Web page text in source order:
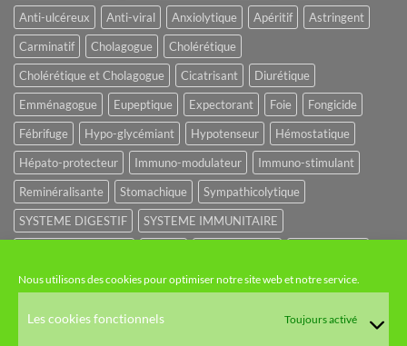
Nous utilisons des cookies pour optimiser notre site web et notre service.
Les cookies fonctionnels Toujours activé
Anti-ulcéreux
Anti-viral Anxiolytique Apéritif
Astringent
Carminatif
Cholagogue
Cholérétique
Cholérétique et Cholagogue
Cicatrisant
Diurétique
Emménagogue
Eupeptique Expectorant Foie
Fongicide
Fébrifuge
Hypo-glycémiant Hypotenseur
Hémostatique
Hépato-protecteur
Immuno-modulateur
Immuno-stimulant
Reminéralisante
Stomachique
Sympathicolytique
SYSTEME DIGESTIF
SYSTEME IMMUNITAIRE
NOS CATÉGORIES